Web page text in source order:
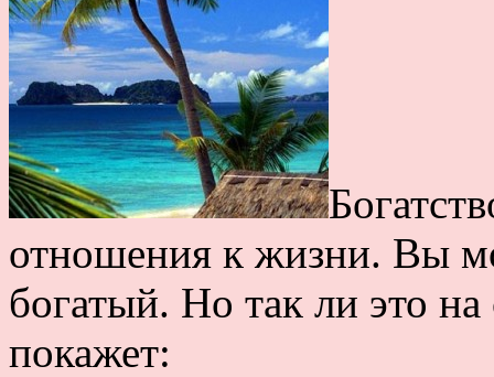
отношения к жизни. Вы
богатый. Но так ли это
покажет: